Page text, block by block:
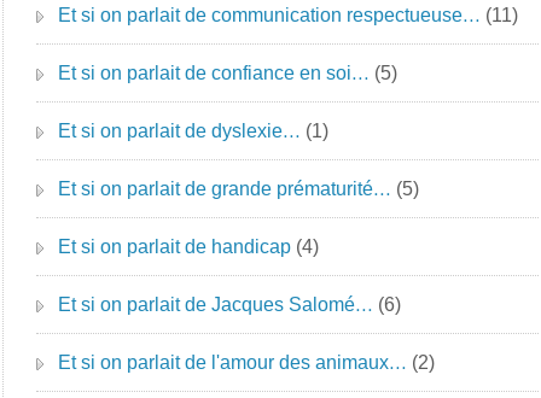
Et si on parlait de communication respectueuse… (11)
Et si on parlait de confiance en soi… (5)
Et si on parlait de dyslexie… (1)
Et si on parlait de grande prématurité… (5)
Et si on parlait de handicap (4)
Et si on parlait de Jacques Salomé… (6)
Et si on parlait de l'amour des animaux… (2)